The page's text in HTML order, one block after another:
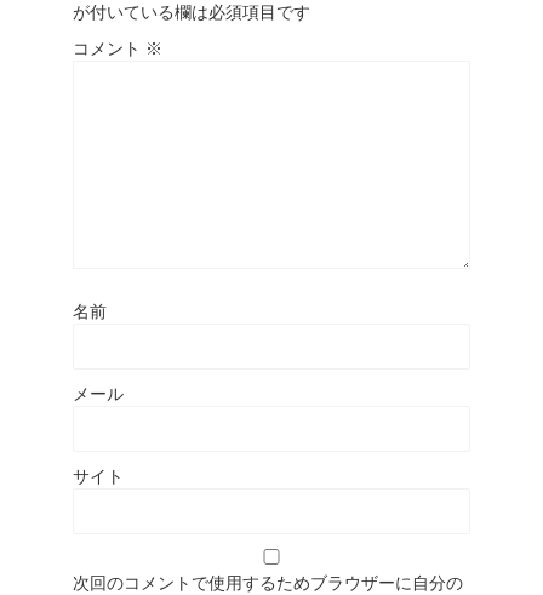
が付いている欄は必須項目です
コメント ※
名前
メール
サイト
次回のコメントで使用するためブラウザーに自分の